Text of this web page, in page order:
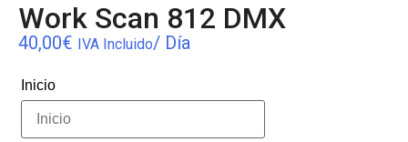
Work Scan 812 DMX
40,00€ IVA Incluido/ Día
Inicio